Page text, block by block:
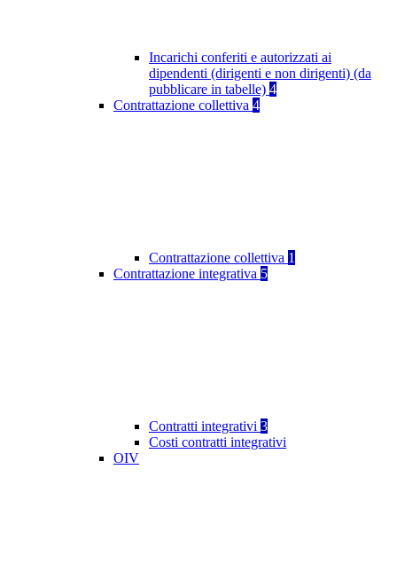
Incarichi conferiti e autorizzati ai
dipendenti (dirigenti e non dirigenti) (da
pubblicare in tabelle) 4
Contrattazione collettiva 4
Contrattazione collettiva 1
Contrattazione integrativa 5
Contratti integrativi 3
Costi contratti integrativi
OIV